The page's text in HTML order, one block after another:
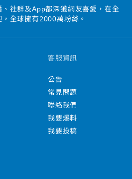
社群及App都深獲網友喜愛，在全
全球擁有2000萬粉絲。
客服資訊
公告
常見問題
聯絡我們
我要爆料
我要投稿